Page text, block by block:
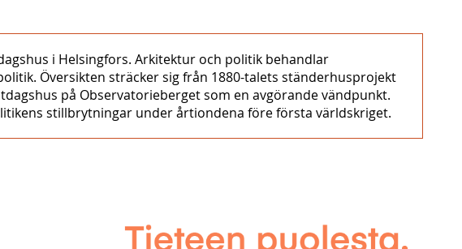
i Helsingfors. Arkitektur och politik behandlar
Översikten sträcker sig från 1880-talets ständerhusprojekt
på Observatorieberget som en avgörande vändpunkt.
stillbrytningar under årtiondena före första världskriget.